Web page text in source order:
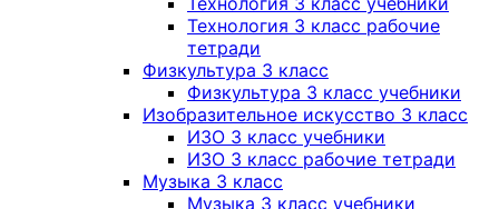
Технология 3 класс рабочие
тетради
Физкультура 3 класс
Физкультура 3 класс учебники
Изобразительное искусство 3 класс
ИЗО 3 класс учебники
ИЗО 3 класс рабочие тетради
Музыка 3 класс
Музыка 3 класс учебники